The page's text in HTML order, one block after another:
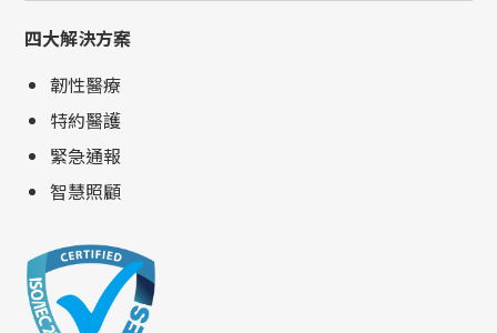
四大解決方案
韌性醫療
特約醫護
緊急通報
智慧照顧